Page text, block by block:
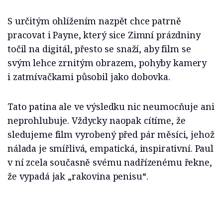
S určitým ohlížením nazpět chce patrně
pracovat i Payne, který sice Zimní prázdniny
točil na digitál, přesto se snaží, aby film se
svým lehce zrnitým obrazem, pohyby kamery
i zatmívačkami působil jako dobovka.
Tato patina ale ve výsledku nic neumocňuje ani
neprohlubuje. Vždycky naopak cítíme, že
sledujeme film vyrobený před pár měsíci, jehož
nálada je smířlivá, empatická, inspirativní. Paul
v ní zcela současně svému nadřízenému řekne,
že vypadá jak „rakovina penisu“.